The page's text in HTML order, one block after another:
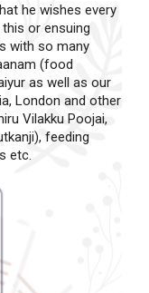
he wishes every
or ensuing
with so many
(food
as well as our
London and other
Vilakku Poojai,
feeding
etc.